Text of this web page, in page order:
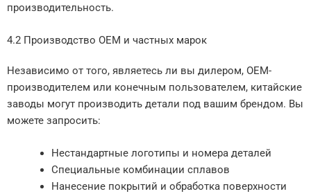
производительность.
4.2 Производство OEM и частных марок
Независимо от того, являетесь ли вы дилером, OEM-
производителем или конечным пользователем, китайские
заводы могут производить детали под вашим брендом. Вы
можете запросить:
Нестандартные логотипы и номера деталей
Специальные комбинации сплавов
Нанесение покрытий и обработка поверхности